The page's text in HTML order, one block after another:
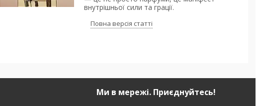
внутрішньої сили та грації.
Повна версія статті
Ми в мережі. Приєднуйтесь!